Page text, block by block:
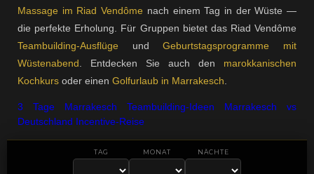
Massage im Riad Vendôme nach einem Tag in der Wüste —
die perfekte Erholung. Für Gruppen bietet das Riad Vendôme
Teambuilding-Ausflüge undGeburtstagsprogramme mit
Wüstenabend. Entdecken Sie auch den marokkanischen
Kochkurs oder einen Golfurlaub in Marrakesch.
3 Tage Marrakesch Teambuilding-Ideen
Marrakesch vs
Deutschland Incentive-Reise
TAG MONAT NÄCHTE